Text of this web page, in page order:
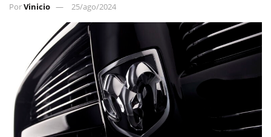
PorVinicio 25/ago/2024